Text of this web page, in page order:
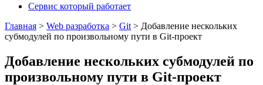
Сервис который работает
Главная > Web разработка > Git > Добавление нескольких
субмодулей по произвольному пути в Git-проект
Добавление нескольких субмодулей по
произвольному пути в Git-проект